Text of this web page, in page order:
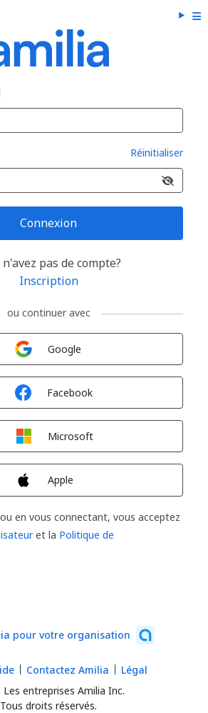
Réinitialiser
Connexion
pas de compte?
Inscription
ou continuer avec
Google
Facebook
Microsoft
Apple
en vous connectant, vous acceptez
et la Politique de
pour votre organisation
entreprises Amilia Inc.
Tous droits réservés.
Contactez Amilia Légal